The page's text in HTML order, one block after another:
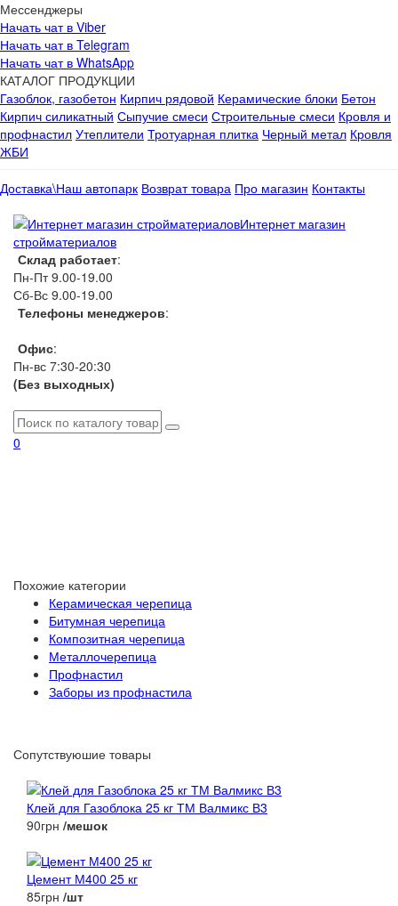
Мессенджеры
Начать чат в Viber
Начать чат в Telegram
Начать чат в WhatsApp
КАТАЛОГ ПРОДУКЦИИ
Газоблок, газобетон Кирпич рядовой Керамические блоки Бетон
Кирпич силикатный Сыпучие смеси Строительные смеси Кровля и
профнастил Утеплители Тротуарная плитка Черный метал Кровля
ЖБИ
Доставка\Наш автопарк Возврат товара Про магазин Контакты
Интернет магазин
стройматериалов
Склад работает:
Пн-Пт 9.00-19.00
Сб-Вс 9.00-19.00
Телефоны менеджеров:
Офис:
Пн-вс 7:30-20:30
(Без выходных)
0
Похожие категории
Керамическая черепица
Битумная черепица
Композитная черепица
Металлочерепица
Профнастил
Заборы из профнастила
Сопутствуюшие товары
Клей для Газоблока 25 кг ТМ Валмикс В3
90грн /мешок
Цемент М400 25 кг
85грн /шт